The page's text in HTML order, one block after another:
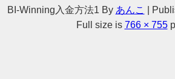
BI-Winning入金方法1 By あんこ |
Full size is 766 × 755